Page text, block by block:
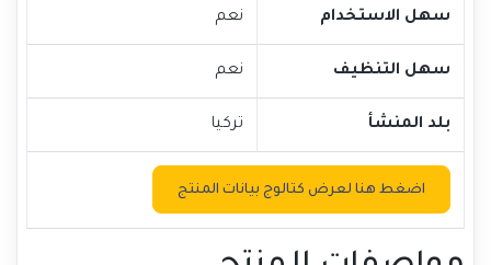
سهل الاستخدام نعم
سهل التنظيف نعم
بلد المنشأ تركيا
اضغط هنا لعرض كتالوج بيانات المنتج